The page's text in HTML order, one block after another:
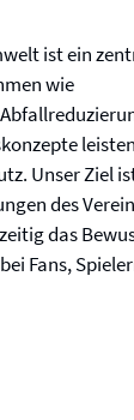
ist ein
wie
Unser Ziel
des
das
Fans,